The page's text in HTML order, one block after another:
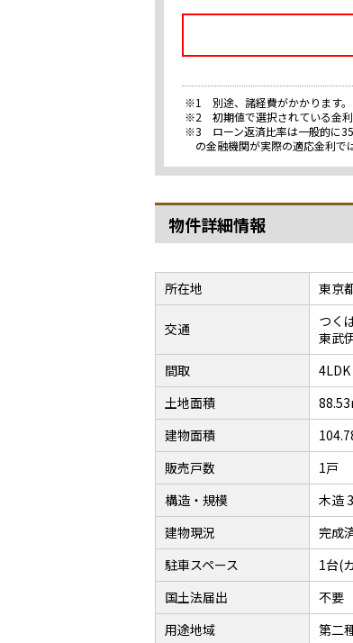
※1 別途、諸経費がかかります。
※2 初期値で選択されている金利
※3 ローン返済比率は一般的に
の金融機関が実際の適応金利で
物件詳細情報
所在地 東京
交通
つく
東武
間取
4LDK
土地面積
建物面積
販売戸数
1戸
構造・規模
木造
建物現況
完成
駐車スペース
1台(
国土法届出
不要
用途地域
第二